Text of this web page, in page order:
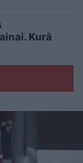
Kurā